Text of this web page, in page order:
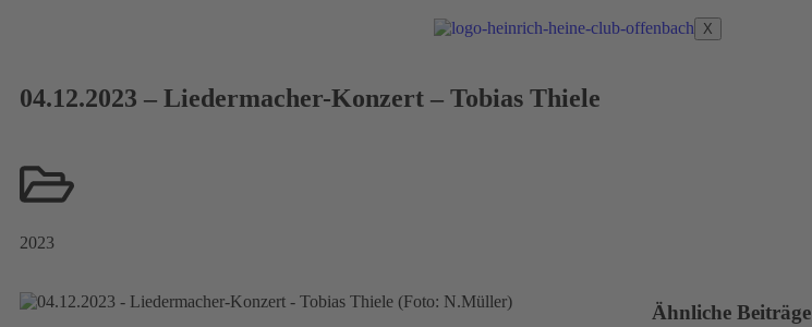
X
04.12.2023 – Liedermacher-Konzert – Tobias Thiele
2023
Ähnliche Beiträge